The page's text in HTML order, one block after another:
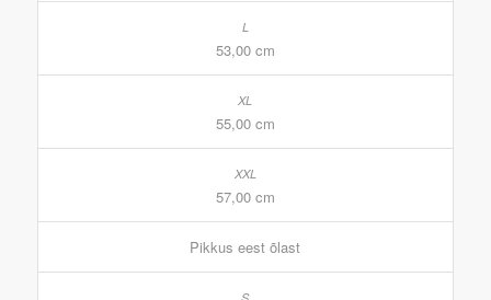
53,00 cm
55,00 cm
57,00 cm
Pikkus eest õlast